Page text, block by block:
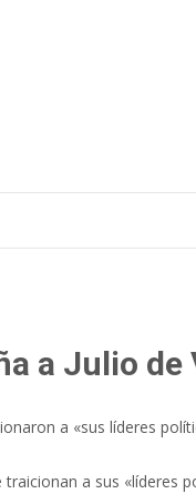
a Julio
a «sus líderes
a sus «líderes